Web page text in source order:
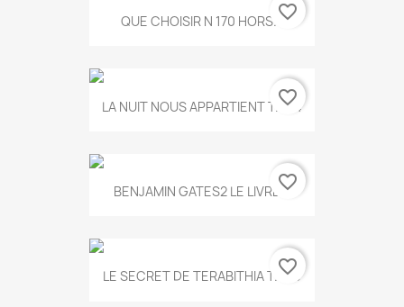
QUE CHOISIR N 170 HORS...favorite_border
LA NUIT NOUS APPARTIENT T.634
favorite_border
BENJAMIN GATES2 LE LIVRE...
favorite_border
LE SECRET DE TERABITHIA T.560
favorite_border